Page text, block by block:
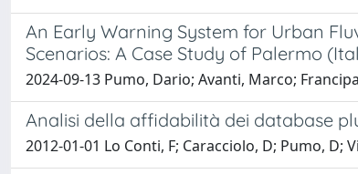
An Early Warning System for Urban
Scenarios: A Case Study of Palermo
2024-09-13 Pumo, Dario; Avanti, Marco;
Analisi della affidabilità dei database
2012-01-01 Lo Conti, F; Caracciolo, D; Pumo, D;